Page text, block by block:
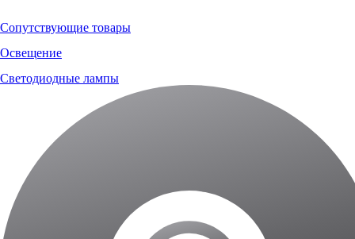
Сопутствующие товары
Освещение
Светодиодные лампы